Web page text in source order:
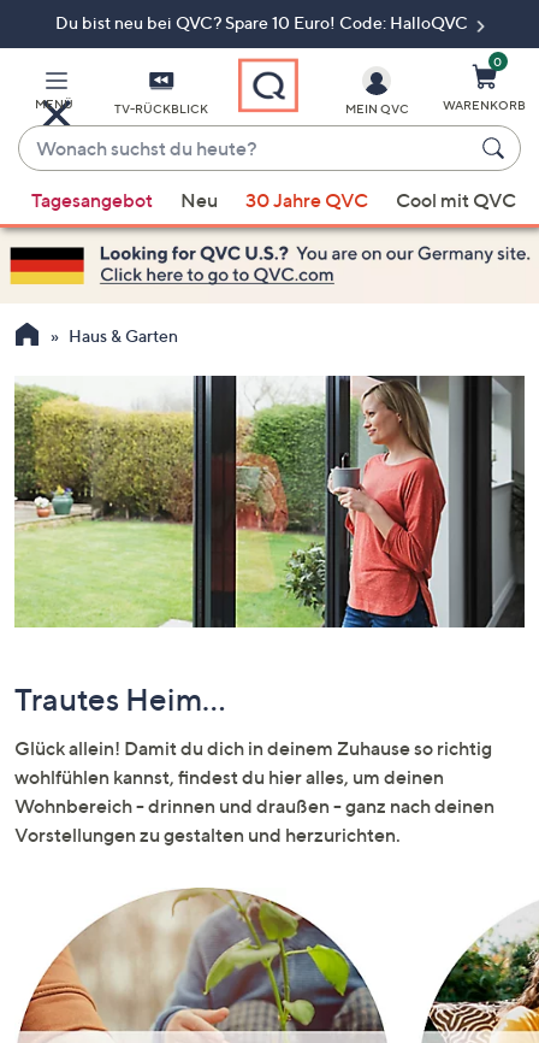
Du bist neu bei QVC? Spare 10 Euro! Code: HalloQVC
MENÜ TV-RÜCKBLICK
Wonach
suchst
du
heute?
Vorschläge
verfügbar
sind,
verwenden
Sie
Pfeiltasten
nach
oben
und
nach
unten
oder
wischen
Sie
Geräten
anzuzeigen.
MEIN QVC
0
WARENKORB
Tagesangebot Neu 30 Jahre QVC Cool mit QVC
Haus & Garten
Trautes Heim...
Glück allein! Damit du dich in deinem Zuhause so richtig
wohlfühlen kannst, findest du hier alles, um deinen
Wohnbereich - drinnen und draußen - ganz nach deinen
Vorstellungen zu gestalten und herzurichten.